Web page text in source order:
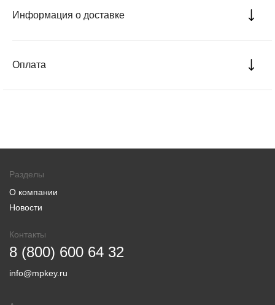
Информация о доставке
Оплата
Разделы
О компании
Новости
Контакты
8 (800) 600 64 32
info@mpkey.ru